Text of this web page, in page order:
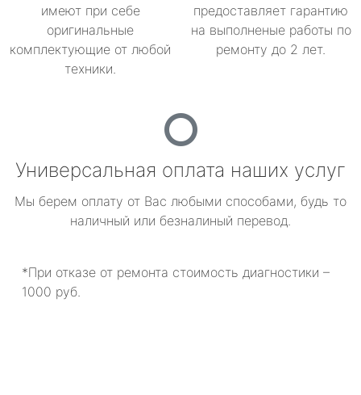
имеют при себе
оригинальные
комплектующие от любой
техники.
предоставляет гарантию
на выполненые работы по
ремонту до 2 лет.
Универсальная оплата наших услуг
Мы берем оплату от Вас любыми способами, будь то
наличный или безналиный перевод.
*При отказе от ремонта стоимость диагностики –
1000 руб.